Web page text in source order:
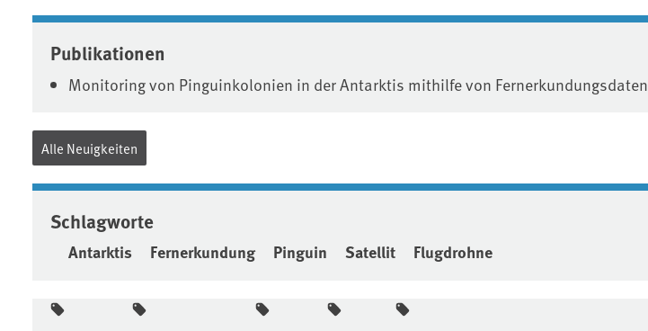
Associated content
Publikationen
Monitoring von Pinguinkolonien in der Antarktis mithilfe von Fernerkundungsdaten
Alle Neuigkeiten
Schlagworte
Antarktis Fernerkundung Pinguin Satellit Flugdrohne